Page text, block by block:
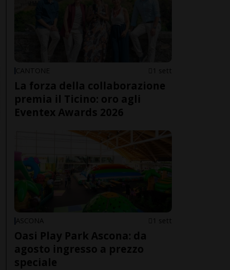
CANTONE 1 sett
La forza della collaborazione
premia il Ticino: oro agli
Eventex Awards 2026
ASCONA 1 sett
Oasi Play Park Ascona: da
agosto ingresso a prezzo
speciale